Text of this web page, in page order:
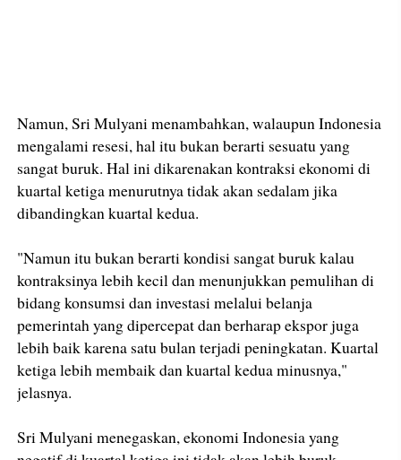
Namun, Sri Mulyani menambahkan, walaupun Indonesia
mengalami resesi, hal itu bukan berarti sesuatu yang
sangat buruk. Hal ini dikarenakan kontraksi ekonomi di
kuartal ketiga menurutnya tidak akan sedalam jika
dibandingkan kuartal kedua.
"Namun itu bukan berarti kondisi sangat buruk kalau
kontraksinya lebih kecil dan menunjukkan pemulihan di
bidang konsumsi dan investasi melalui belanja
pemerintah yang dipercepat dan berharap ekspor juga
lebih baik karena satu bulan terjadi peningkatan. Kuartal
ketiga lebih membaik dan kuartal kedua minusnya,"
jelasnya.
Sri Mulyani menegaskan, ekonomi Indonesia yang